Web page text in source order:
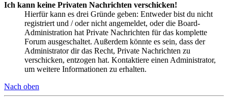
Ich kann keine Privaten Nachrichten verschicken!
Hierfür kann es drei Gründe geben: Entweder bist du nicht
registriert und / oder nicht angemeldet, oder die Board-
Administration hat Private Nachrichten für das komplette
Forum ausgeschaltet. Außerdem könnte es sein, dass der
Administrator dir das Recht, Private Nachrichten zu
verschicken, entzogen hat. Kontaktiere einen Administrator,
um weitere Informationen zu erhalten.
Nach oben